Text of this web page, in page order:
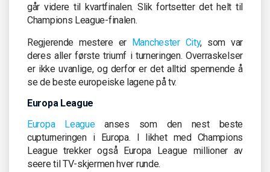
går videre til kvartfinalen. Slik fortsetter det helt til
Champions League-finalen.
Regjerende mestere er Manchester City, som var
deres aller første triumf i turneringen. Overraskelser
er ikke uvanlige, og derfor er det alltid spennende å
se de beste europeiske lagene på tv.
Europa League
Europa Leagueanses som den nest beste
cupturneringen i Europa. I likhet med Champions
League trekker også Europa League millioner av
seere til TV-skjermen hver runde.